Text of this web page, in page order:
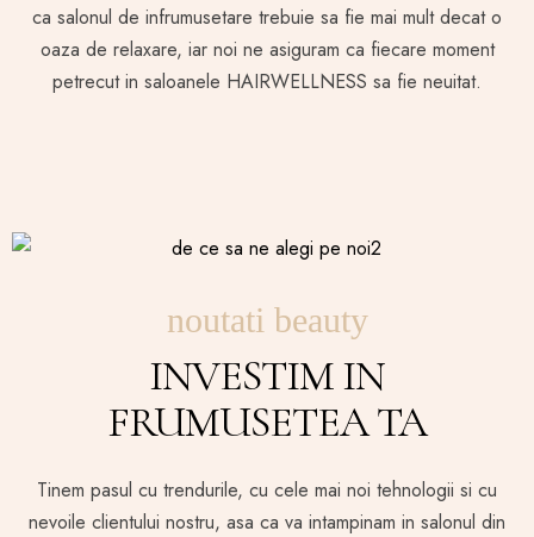
ca salonul de infrumusetare trebuie sa fie mai mult decat o
oaza de relaxare, iar noi ne asiguram ca fiecare moment
petrecut in saloanele HAIRWELLNESS sa fie neuitat.
noutati beauty
INVESTIM IN
FRUMUSETEA TA
Tinem pasul cu trendurile, cu cele mai noi tehnologii si cu
nevoile clientului nostru, asa ca va intampinam in salonul din